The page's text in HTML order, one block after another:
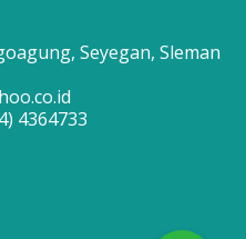
Seyegan, Sleman
4364733